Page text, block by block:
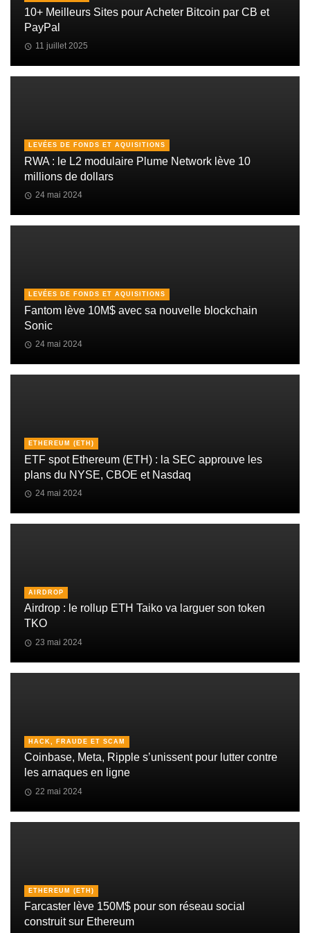
10+ Meilleurs Sites pour Acheter Bitcoin par CB et
PayPal
11 juillet 2025
LEVÉES DE FONDS ET AQUISITIONS
RWA : le L2 modulaire Plume Network lève 10
millions de dollars
24 mai 2024
LEVÉES DE FONDS ET AQUISITIONS
Fantom lève 10M$ avec sa nouvelle blockchain
Sonic
24 mai 2024
ETHEREUM (ETH)
ETF spot Ethereum (ETH) : la SEC approuve les
plans du NYSE, CBOE et Nasdaq
24 mai 2024
AIRDROP
Airdrop : le rollup ETH Taiko va larguer son token
TKO
23 mai 2024
HACK, FRAUDE ET SCAM
Coinbase, Meta, Ripple s’unissent pour lutter contre
les arnaques en ligne
22 mai 2024
ETHEREUM (ETH)
Farcaster lève 150M$ pour son réseau social
construit sur Ethereum